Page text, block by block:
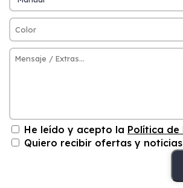
He leído y acepto la Política de
Quiero recibir ofertas y